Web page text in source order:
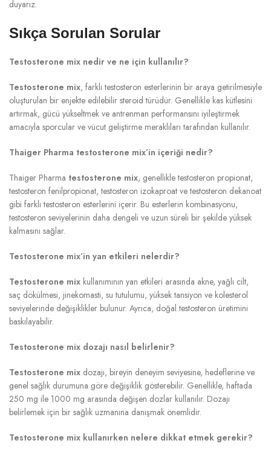
duyarız.
Sıkça Sorulan Sorular
Testosterone mix nedir ve ne için kullanılır?
Testosterone mix, farklı testosteron esterlerinin bir araya getirilmesiyle
oluşturulan bir enjekte edilebilir steroid türüdür. Genellikle kas kütlesini
artırmak, gücü yükseltmek ve antrenman performansını iyileştirmek
amacıyla sporcular ve vücut geliştirme meraklıları tarafından kullanılır.
Thaiger Pharma testosterone mix’in içeriği nedir?
Thaiger Pharma testosterone mix, genellikle testosteron propionat,
testosteron fenilpropionat, testosteron izokaproat ve testosteron dekanoat
gibi farklı testosteron esterlerini içerir. Bu esterlerin kombinasyonu,
testosteron seviyelerinin daha dengeli ve uzun süreli bir şekilde yüksek
kalmasını sağlar.
Testosterone mix’in yan etkileri nelerdir?
Testosterone mix kullanımının yan etkileri arasında akne, yağlı cilt,
saç dökülmesi, jinekomasti, su tutulumu, yüksek tansiyon ve kolesterol
seviyelerinde değişiklikler bulunur. Ayrıca, doğal testosteron üretimini
baskılayabilir.
Testosterone mix dozajı nasıl belirlenir?
Testosterone mix dozajı, bireyin deneyim seviyesine, hedeflerine ve
genel sağlık durumuna göre değişiklik gösterebilir. Genellikle, haftada
250 mg ile 1000 mg arasında değişen dozlar kullanılır. Dozajı
belirlemek için bir sağlık uzmanına danışmak önemlidir.
Testosterone mix kullanırken nelere dikkat etmek gerekir?